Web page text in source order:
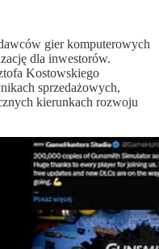
gier komputerowych
dla inwestorów.
Kostowskiego
sprzedażowych,
kierunkach rozwoju